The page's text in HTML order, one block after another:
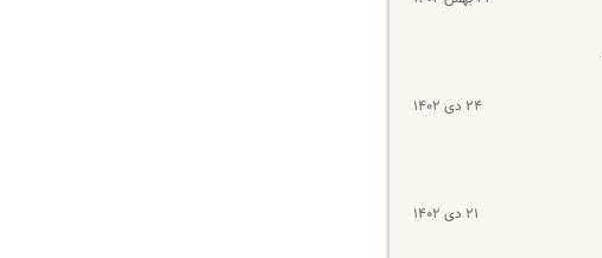
۲۴ دی ۱۴۰۲
۲۱ دی ۱۴۰۲